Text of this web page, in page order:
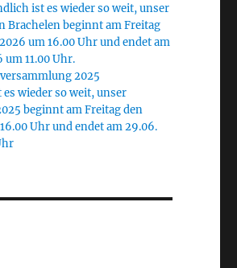
ist es wieder so weit, unser
Brachelen beginnt am Freitag
um 16.00 Uhr und endet am
um 11.00 Uhr.
2025
wieder so weit, unser
beginnt am Freitag den
Uhr und endet am 29.06.